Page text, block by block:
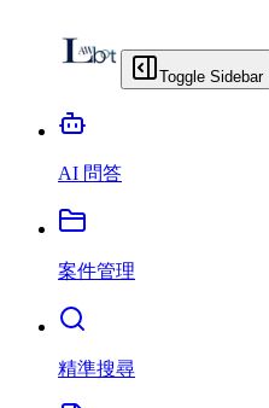
Toggle Sidebar
AI 問答
案件管理
精準搜尋